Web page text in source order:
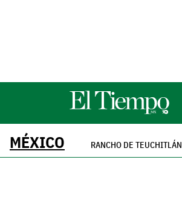
MÉXICO RANCHO DE TEUCHITLÁN